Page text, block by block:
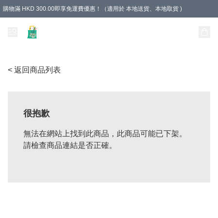
購物滿 HKD 300.00即享免運費優惠！（適用於 本地送貨、本地取貨 )
< 返回商品列表
很抱歉
無法在網站上找到此商品，此商品可能已下架。
請檢查商品連結是否正確。